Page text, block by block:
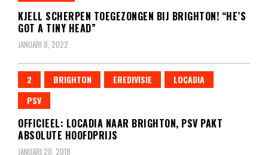
KJELL SCHERPEN TOEGEZONGEN BIJ BRIGHTON! “HE’S
GOT A TINY HEAD”
JANUARI 8, 2022
2 BRIGHTON EREDIVISIE
LOCADIA
PSV
OFFICIEEL: LOCADIA NAAR BRIGHTON, PSV PAKT
ABSOLUTE HOOFDPRIJS
JANUARI 20, 2018